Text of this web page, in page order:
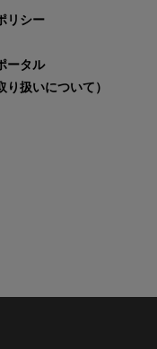
リシー
ータル
り扱いについて）